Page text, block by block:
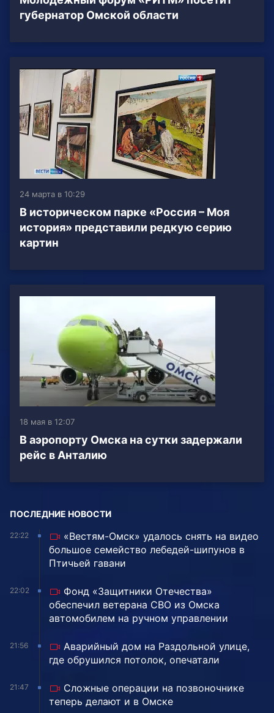
губернатор Омской области
24 марта в 10:29
В историческом парке «Россия – Моя
история» представили редкую серию
картин
18 мая в 12:07
В аэропорту Омска на сутки задержали
рейс в Анталию
ПОСЛЕДНИЕ НОВОСТИ
22:22
«Вестям-Омск» удалось снять на видео
большое семейство лебедей-шипунов в
Птичьей гавани
22:02
Фонд «Защитники Отечества»
обеспечил ветерана СВО из Омска
автомобилем на ручном управлении
21:56
Аварийный дом на Раздольной улице,
где обрушился потолок, опечатали
21:47
Сложные операции на позвоночнике
теперь делают и в Омске